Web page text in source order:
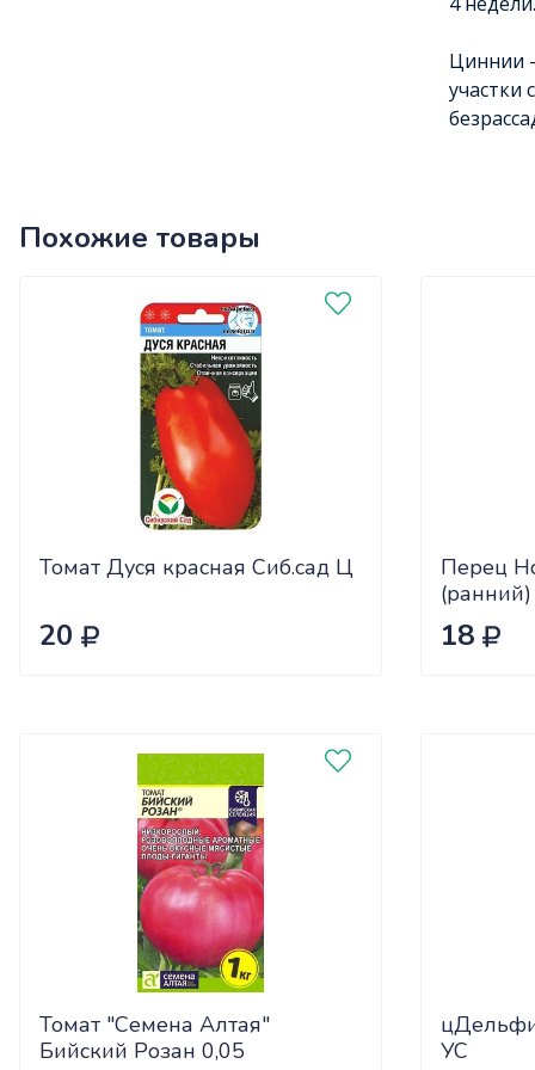
Циннии
участки
Похожие товары
Томат Дуся красная Сиб.сад Ц
20
Перец
18
Томат "Семена Алтая"
Бийский Розан 0,05
УС